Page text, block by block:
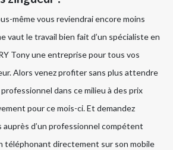
même vous reviendrai encore moins
vaut le travail bien fait d’un spécialiste en
Tony une entreprise pour tous vos
Alors venez profiter sans plus attendre
dans ce milieu à des prix
pour ce mois-ci. Et demandez
d’un professionnel compétent
téléphonant directement sur son mobile